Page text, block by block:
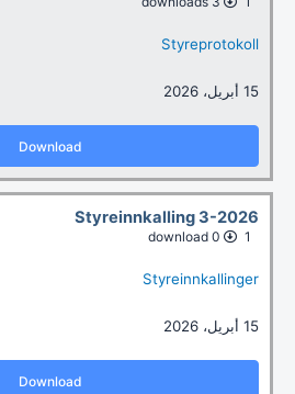
Styreprotokoll
15 أبريل، 2026
Download
Styreinnkalling 3-2026
1
Styreinnkallinger
15 أبريل، 2026
Download